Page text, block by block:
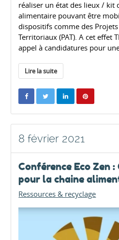
réaliser un état des lieux / kit
alimentaire pouvant être
dispositifs comme des
Territoriaux (PAT). A cet effet
appel à candidatures pour
Lire la suite
8 février 2021
Conférence Eco Zen
pour la chaine
Ressources & recyclage